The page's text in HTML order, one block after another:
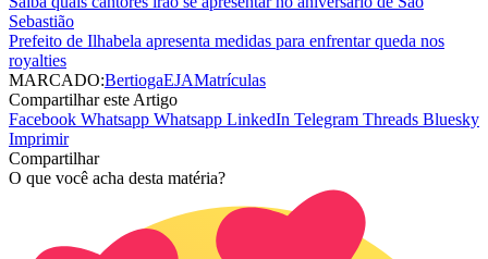
Sebastião
Prefeito de Ilhabela apresenta medidas para enfrentar queda nos
royalties
MARCADO:BertiogaEJAMatrículas
Compartilhar este Artigo
Facebook Whatsapp Whatsapp LinkedIn Telegram Threads Bluesky
Imprimir
Compartilhar
O que você acha desta matéria?